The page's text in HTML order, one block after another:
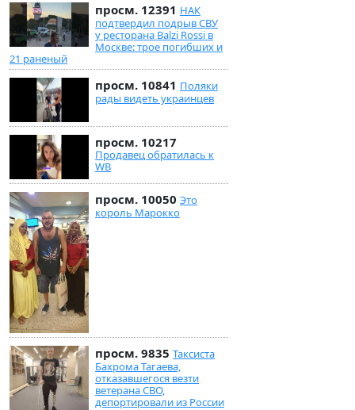
просм. 12391 НАК
подтвердил подрыв СВУ
у ресторана Balzi Rossi в
Москве: трое погибших и
21 раненый
просм. 10841 Поляки
рады видеть украинцев
просм. 10217
Продавец обратилась к
WB
просм. 10050 Это
король Марокко
просм. 9835 Таксиста
Бахрома Тагаева,
отказавшегося везти
ветерана СВО,
депортировали из России